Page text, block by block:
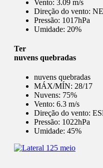
Vento: 3.09 m/s
Direção do vento: NE
Pressão: 1017hPa
Umidade: 20%
Ter
nuvens quebradas
nuvens quebradas
MÁX/MÍN: 28/17
Nuvens: 75%
Vento: 6.3 m/s
Direção do vento:
Pressão: 1022hPa
Umidade: 45%